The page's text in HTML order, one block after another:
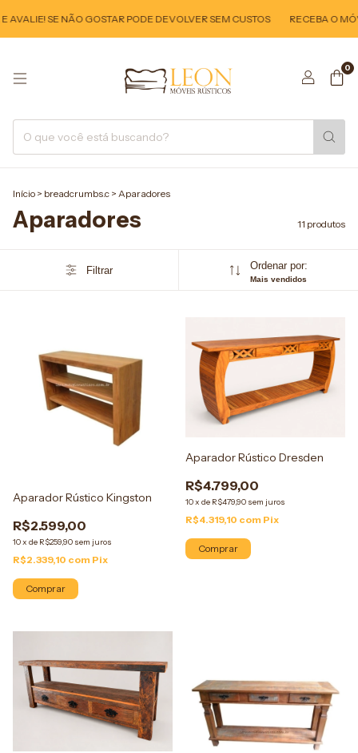
SE NÃO GOSTAR PODE DEVOLVER SEM CUSTOS RECEBA O
0
Início > breadcrumbs.c > Aparadores
Aparadores 11 produtos
Filtrar Ordenar por:
Mais vendidos
Aparador Rústico Kingston
R$2.599,00
10x de R$259,90 sem juros
R$2.339,10 com Pix
Comprar
Aparador Rústico Dresden
R$4.799,00
10x de R$479,90 sem juros
R$4.319,10 com Pix
Comprar